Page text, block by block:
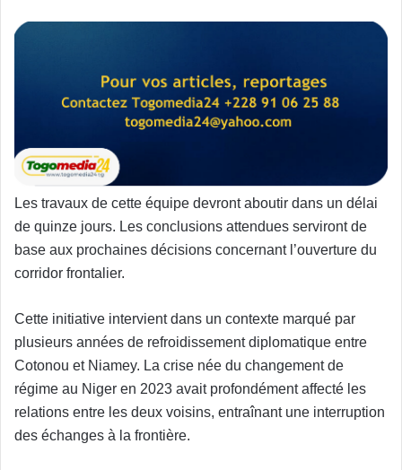
Les travaux de cette équipe devront aboutir dans un délai
de quinze jours. Les conclusions attendues serviront de
base aux prochaines décisions concernant l’ouverture du
corridor frontalier.
Cette initiative intervient dans un contexte marqué par
plusieurs années de refroidissement diplomatique entre
Cotonou et Niamey. La crise née du changement de
régime au Niger en 2023 avait profondément affecté les
relations entre les deux voisins, entraînant une interruption
des échanges à la frontière.